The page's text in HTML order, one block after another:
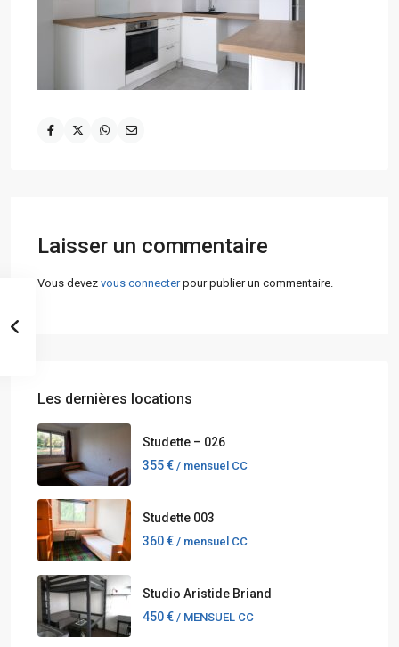
Laisser un commentaire
Vous devez vous connecterpour publier un commentaire.
Les dernières locations
Studette – 026
355 € / mensuel CC
Studette 003
360 € / mensuel CC
Studio Aristide Briand
450 € / MENSUEL CC